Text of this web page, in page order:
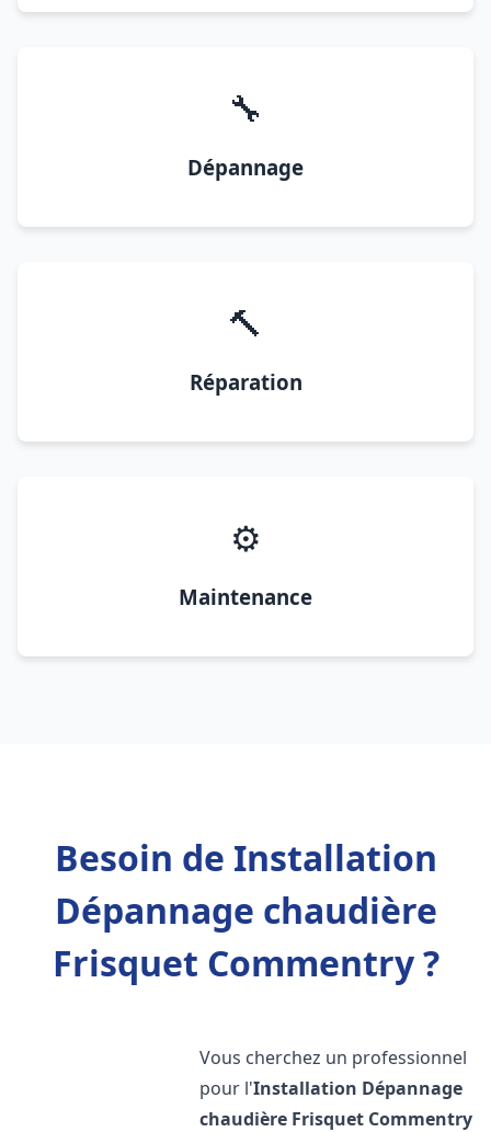
🔧
Dépannage
🔨
Réparation
⚙️
Maintenance
Besoin de Installation
Dépannage chaudière
Frisquet Commentry ?
Vous cherchez un professionnel
pour l'Installation Dépannage
chaudière Frisquet Commentry